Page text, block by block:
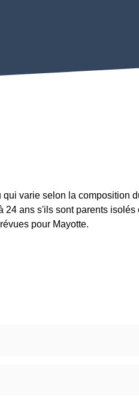
varie selon la composition
24 ans s'ils sont parents isolés
pour Mayotte.